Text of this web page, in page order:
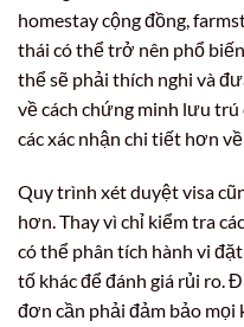
homestay cộng đồng,
thái có thể trở nên phổ
thể sẽ phải thích nghi và
về cách chứng minh lưu
các xác nhận chi tiết hơn
Quy trình xét duyệt visa
hơn. Thay vì chỉ kiểm tra
có thể phân tích hành vi
tố khác để đánh giá rủi ro.
đơn cần phải đảm bảo mọi